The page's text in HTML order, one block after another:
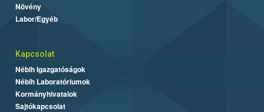
Növény
Labor/Egyéb
Kapcsolat
Nébih Igazgatóságok
Nébih Laboratóriumok
Kormányhivatalok
Sajtókapcsolat